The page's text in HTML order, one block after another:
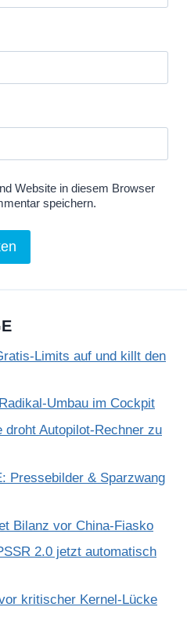
Website in diesem Browser
speichern.
Limits auf und killt den
Umbau im Cockpit
droht Autopilot-Rechner zu
Pressebilder & Sparzwang
Bilanz vor China-Fiasko
2.0 jetzt automatisch
kritischer Kernel-Lücke